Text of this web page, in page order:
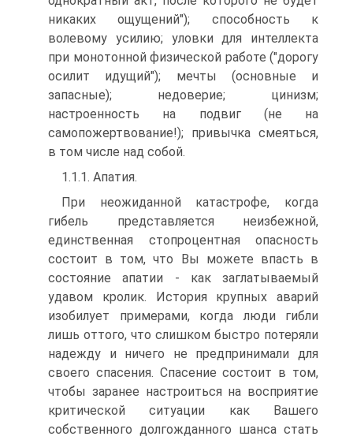
никаких ощущений"); способность к
волевому усилию; уловки для интеллекта
при монотонной физической работе ("дорогу
осилит идущий"); мечты (основные и
запасные); недоверие; цинизм;
настроенность на подвиг (не на
самопожертвование!); привычка смеяться,
в том числе над собой.
1.1.1. Апатия.
При неожиданной катастрофе, когда
гибель представляется неизбежной,
единственная стопроцентная опасность
состоит в том, что Вы можете впасть в
состояние апатии - как заглатываемый
удавом кролик. История крупных аварий
изобилует примерами, когда люди гибли
лишь оттого, что слишком быстро потеряли
надежду и ничего не предпринимали для
своего спасения. Спасение состоит в том,
чтобы заранее настроиться на восприятие
критической ситуации как Вашего
собственного долгожданного шанса стать